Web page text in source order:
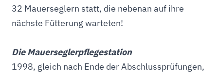
32 Mauerseglern statt, die nebenan auf ihre
nächste Fütterung warteten!
Die Mauerseglerpflegestation
1998, gleich nach Ende der Abschlussprüfungen,